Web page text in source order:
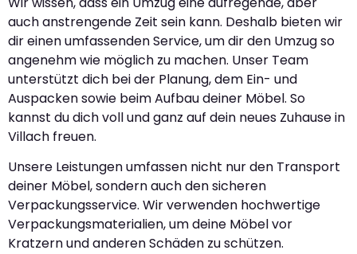
auch anstrengende Zeit sein kann. Deshalb bieten wir
dir einen umfassenden Service, um dir den Umzug so
angenehm wie möglich zu machen. Unser Team
unterstützt dich bei der Planung, dem Ein- und
Auspacken sowie beim Aufbau deiner Möbel. So
kannst du dich voll und ganz auf dein neues Zuhause in
Villach freuen.
Unsere Leistungen umfassen nicht nur den Transport
deiner Möbel, sondern auch den sicheren
Verpackungsservice. Wir verwenden hochwertige
Verpackungsmaterialien, um deine Möbel vor
Kratzern und anderen Schäden zu schützen.